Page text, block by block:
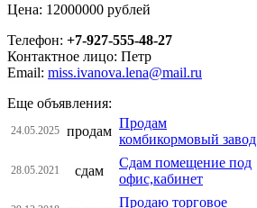
Цена: 12000000 рублей
Телефон: +7-927-555-48-27
Контактное лицо: Петр
Email: miss.ivanova.lena@mail.ru
Еще объявления:
24.05.2025 продам
Продам
комбикормовый завод
28.05.2021 сдам
Сдам помещение под
офис,кабинет
Продаю торговое